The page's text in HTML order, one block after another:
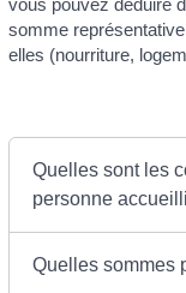
vous pouvez déduire
somme
elles (nourriture,
Quelles sont les
personne
Quelles sommes